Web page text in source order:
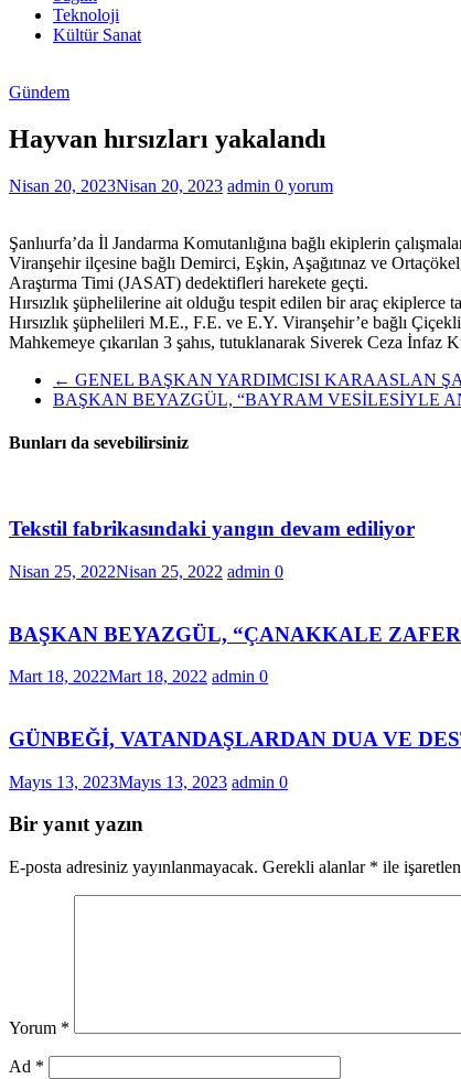
Teknoloji
Kültür Sanat
Gündem
Hayvan hırsızları yakalandı
Nisan 20, 2023Nisan 20, 2023 admin 0 yorum
Şanlıurfa’da İl Jandarma Komutanlığına bağlı ekiplerin
Viranşehir ilçesine bağlı Demirci, Eşkin, Aşağıtınaz ve
Araştırma Timi (JASAT) dedektifleri harekete geçti.
Hırsızlık şüphelilerine ait olduğu tespit edilen bir araç ekiplerce
Hırsızlık şüphelileri M.E., F.E. ve E.Y. Viranşehir’e bağlı
Mahkemeye çıkarılan 3 şahıs, tutuklanarak Siverek Ceza İnfaz
← GENEL BAŞKAN YARDIMCISI KARAASLAN
BAŞKAN BEYAZGÜL, “BAYRAM VESİLESİYLE
Bunları da sevebilirsiniz
Tekstil fabrikasındaki yangın devam ediliyor
Nisan 25, 2022Nisan 25, 2022 admin 0
BAŞKAN BEYAZGÜL, “ÇANAKKALE
Mart 18, 2022Mart 18, 2022 admin 0
GÜNBEĞİ, VATANDAŞLARDAN DUA VE
Mayıs 13, 2023Mayıs 13, 2023 admin 0
Bir yanıt yazın
E-posta adresiniz yayınlanmayacak. Gerekli alanlar * ile
Yorum *
Ad *